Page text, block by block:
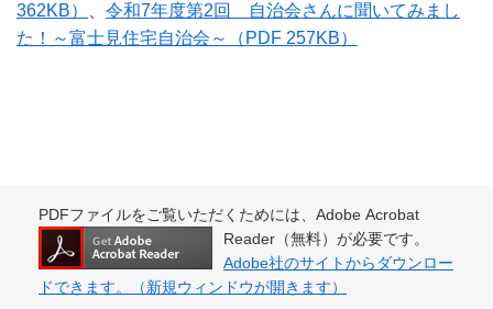
362KB）
令和7年度第2回 自治会さんに聞いてみまし
た！～富士見住宅自治会～
（PDF 257KB）
PDFファイルをご覧いただくためには、Adobe Acrobat
Reader（無料）が必要です。
Adobe社のサイトからダウンロー
ドできます。（新規ウィンドウが開きます）